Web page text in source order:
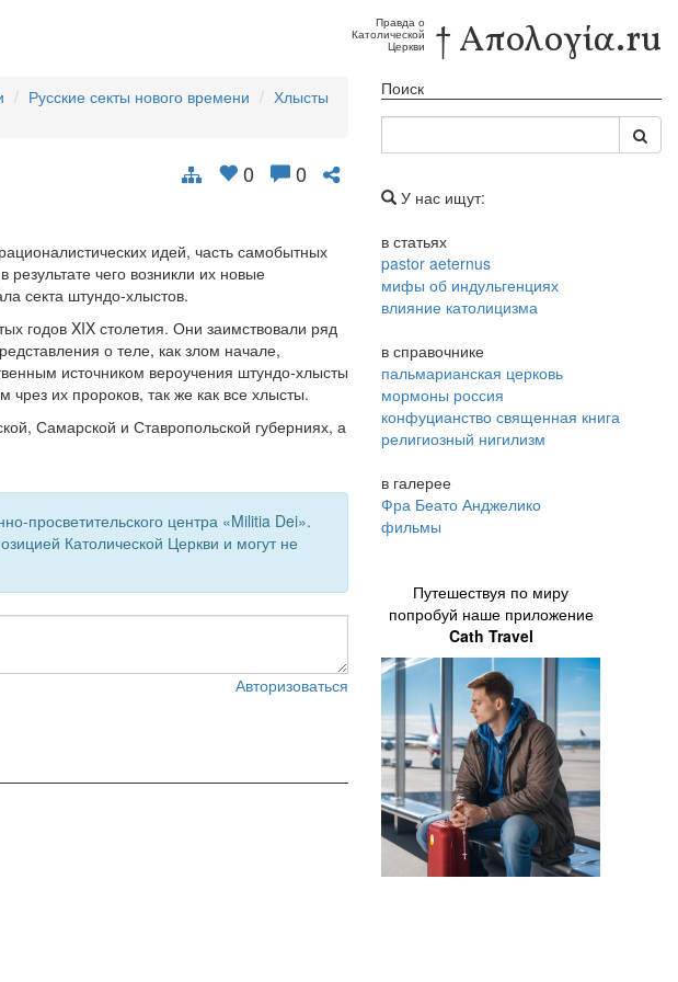
Правда о
Католической
Церкви † Απολογία.ru
Русские секты нового времени
Хлысты
0 0
идей, часть самобытных
результате чего возникли их новые
секта штундо-хлыстов.
годов XIX столетия. Они заимствовали ряд
о теле, как злом начале,
источником вероучения штундо-хлысты
их пророков, так же как все хлысты.
Самарской и Ставропольской губерниях, а
просветительского центра «Militia Dei».
Католической Церкви и могут не
Авторизоваться
Поиск
У нас ищут:
в статьях
pastor aeternus
мифы об индульгенциях
влияние католицизма
в справочнике
пальмарианская церковь
мормоны россия
конфуцианство священная книга
религиозный нигилизм
в галерее
Фра Беато Анджелико
фильмы
Путешествуя по миру
попробуй наше приложение
Cath Travel